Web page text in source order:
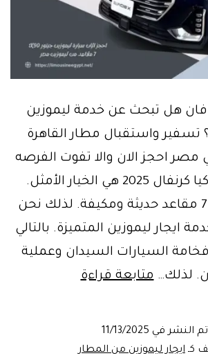
فان هل تبحث عن خدمة ليموزين
تسفير واستقبال مطار القاهرة
احجز الان والا تفوت الفرصه
01102106655 كيا كرنفال 2025 هي الخيار الأمثل.
بالتالي هي فان 7 مقاعد حديثة ومكيفة. لذلك نحن
ايجار ليموزين المتميزة. بالتالي
السيارات السيدان وعملية
لذلك…متابعة قراءةاسعار
الأفضل
تم النشر في 11/13/2025
كـ ايجار ليموزين من المطار